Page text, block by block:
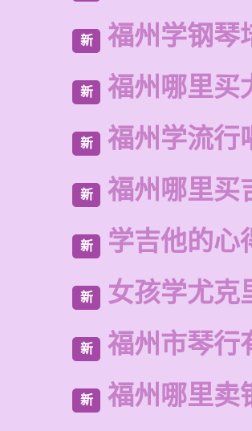
新 福州学钢琴
新 福州哪里买
新 福州学流行
新 福州哪里买
新 学吉他的心
新 女孩学尤克
新 福州市琴行
新 福州哪里卖